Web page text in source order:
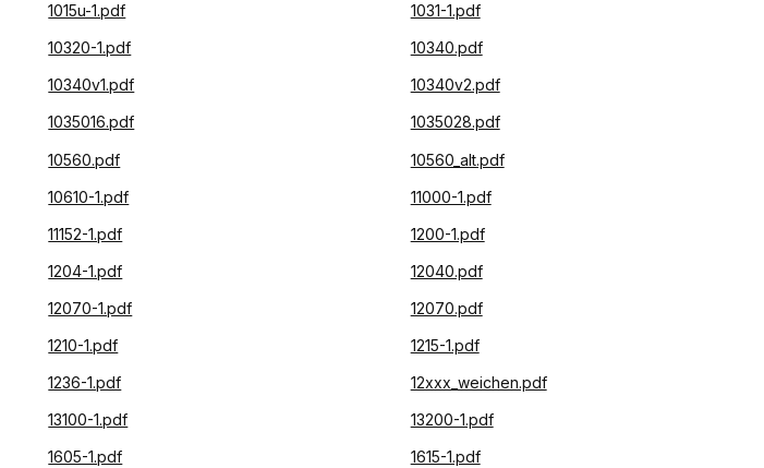
1015u-1.pdf 1031-1.pdf
10320-1.pdf 10340.pdf
10340v1.pdf 10340v2.pdf
1035016.pdf 1035028.pdf
10560.pdf 10560_alt.pdf
10610-1.pdf 11000-1.pdf
11152-1.pdf 1200-1.pdf
1204-1.pdf 12040.pdf
12070-1.pdf 12070.pdf
1210-1.pdf 1215-1.pdf
1236-1.pdf 12xxx_weichen.pdf
13100-1.pdf 13200-1.pdf
1605-1.pdf 1615-1.pdf